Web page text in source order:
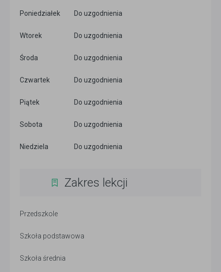
Poniedziałek Do uzgodnienia
Wtorek Do uzgodnienia
Środa Do uzgodnienia
Czwartek Do uzgodnienia
Piątek Do uzgodnienia
Sobota Do uzgodnienia
Niedziela Do uzgodnienia
Zakres lekcji
Przedszkole
Szkoła podstawowa
Szkoła średnia